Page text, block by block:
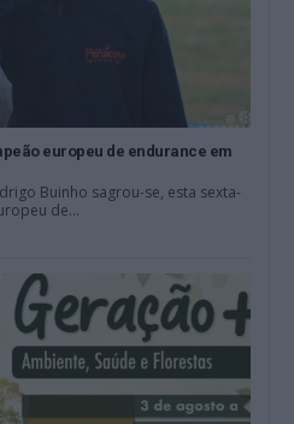
europeu de endurance em
Buinho sagrou-se, esta sexta-
de...